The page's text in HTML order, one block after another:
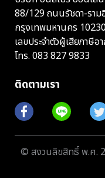
88/129 ถนนรัชดา-ราม
กรุงเทพมหานคร
เลขประจำตัวผู้เสียภาษี
โทร. 083 827 9833
ติดตามเรา
© สงวนลิขสิทธิ์ พ.ศ.